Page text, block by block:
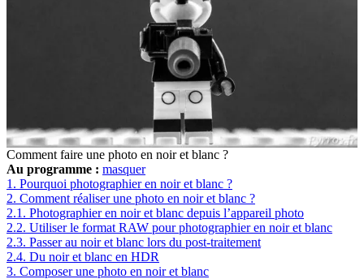
Comment faire une photo en noir et blanc ?
Au programme : masquer
1. Pourquoi photographier en noir et blanc ?
2. Comment réaliser une photo en noir et blanc ?
2.1. Photographier en noir et blanc depuis l’appareil photo
2.2. Utiliser le format RAW pour photographier en noir et blanc
2.3. Passer au noir et blanc lors du post-traitement
2.4. Du noir et blanc en HDR
3. Composer une photo en noir et blanc